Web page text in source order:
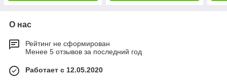
О нас
Рейтинг не сформирован
Менее 5 отзывов за последний год
Работает с 12.05.2020